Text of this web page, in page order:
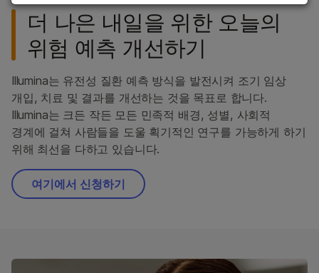
ALSO EXPLORE
미생물 유전체학
복합 질환 유전체학
세포 & 분자생물학 연구
인구집단 유전체학
Pharmacogenomics
신약 발견 및 개발
신경유전체학
더 나은 내일을 위한 오늘의
위험 예측 개선하기
Illumina는 유전성 질환 예측 방식을 발전시켜 조기 임상
개입, 치료 및 결과를 개선하는 것을 목표로 합니다.
Illumina는 크든 작든 모든 민족적 배경, 성별, 사회적
경계에 걸쳐 사람들을 도울 획기적인 연구를 가능하게 하기
위해 최선을 다하고 있습니다.
여기에서 신청하기